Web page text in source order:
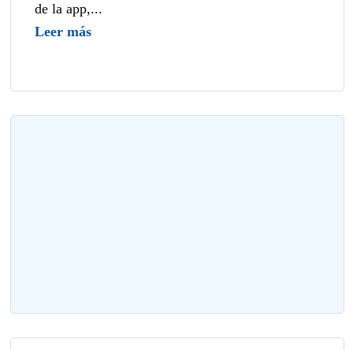
de la app,...
Leer más